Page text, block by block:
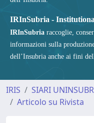
IRInSubria -
IRInSubria raccoglie,
informazioni sulla
dell’Insubria anche ai fini
IRIS SIARI
Articolo su Rivista